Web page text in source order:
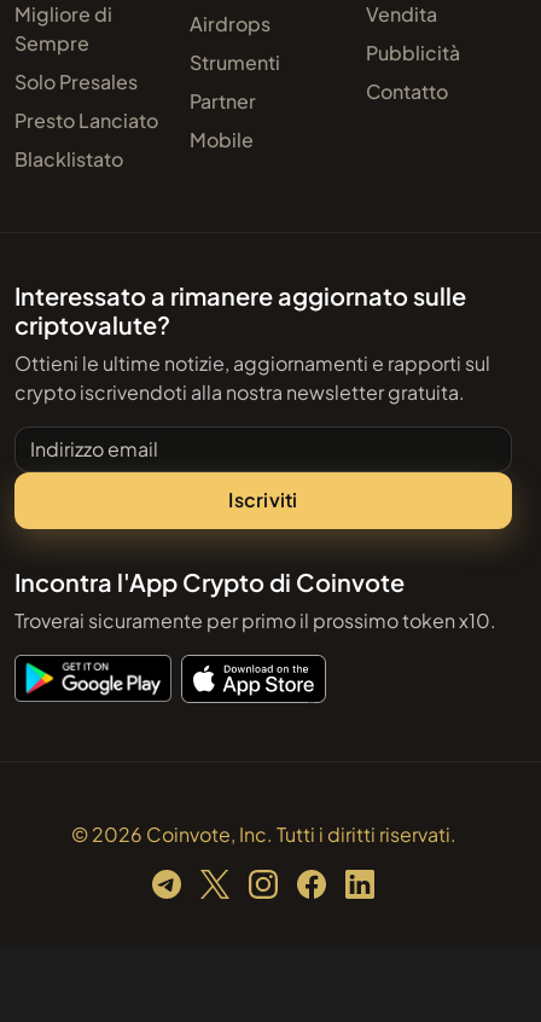
Migliore di
Sempre
Solo Presales
Presto Lanciato
Blacklistato
Airdrops
Strumenti
Partner
Mobile
Vendita
Pubblicità
Contatto
Interessato a rimanere aggiornato sulle
criptovalute?
Ottieni le ultime notizie, aggiornamenti e rapporti sul
crypto iscrivendoti alla nostra newsletter gratuita.
Indirizzo email
Iscriviti
Incontra l'App Crypto di Coinvote
Troverai sicuramente per primo il prossimo token x10.
© 2026 Coinvote, Inc. Tutti i diritti riservati.